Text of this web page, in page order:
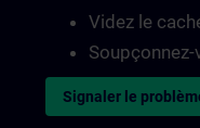
Videz le
Signaler le